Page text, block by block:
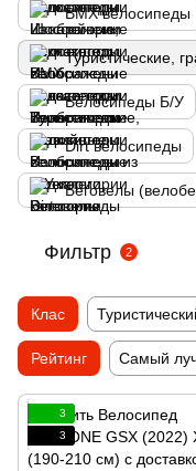
BMX велосипеды
Туристические,
Велосипеды Б/У
Dirt велосипеды
Беговелы
Фильтр 2
Клас
Рейтинг Самый
3
3